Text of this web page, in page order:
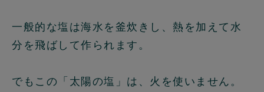
一般的な塩は海水を釜炊きし、熱を加えて水
分を飛ばして作られます。
でもこの「太陽の塩」は、火を使いません。